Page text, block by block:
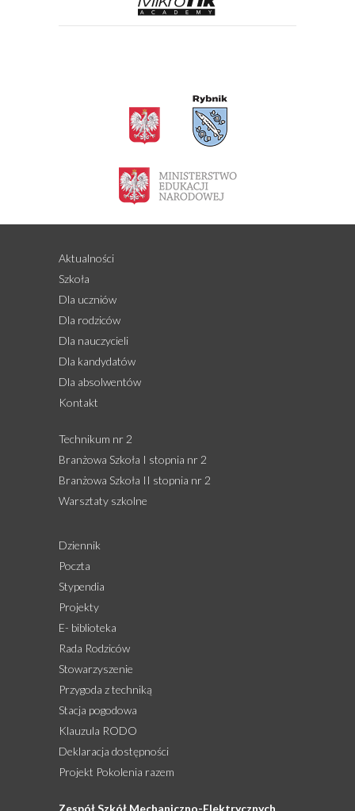
Aktualności
Szkoła
Dla uczniów
Dla rodziców
Dla nauczycieli
Dla kandydatów
Dla absolwentów
Kontakt
Technikum nr 2
Branżowa Szkoła I stopnia nr 2
Branżowa Szkoła II stopnia nr 2
Warsztaty szkolne
Dziennik
Poczta
Stypendia
Projekty
E- biblioteka
Rada Rodziców
Stowarzyszenie
Przygoda z techniką
Stacja pogodowa
Klauzula RODO
Deklaracja dostępności
Projekt Pokolenia razem
Zespół Szkół Mechaniczno-Elektrycznych